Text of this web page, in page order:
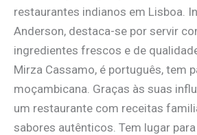
restaurantes indianos em Lisboa.
Anderson, destaca-se por servir
ingredientes frescos e de
Mirza Cassamo, é português, tem
moçambicana. Graças às suas
um restaurante com receitas
sabores autênticos. Tem lugar